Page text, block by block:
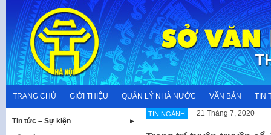
content
TRANG CHỦ GIỚI THIỆU QUẢN LÝ NHÀ NƯỚC VĂN BẢN TIN
TIN NGÀNH 21 Tháng 7, 2020
Tin tức – Sự kiện